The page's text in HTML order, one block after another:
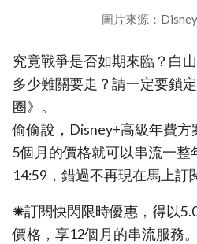
圖片來源：
究竟戰爭是否如期來臨？白
多少難關要走？請一定要鎖
圈》。
偷偷說，Disney+高級年費方
5個月的價格就可以串流一
14:59，錯過不再現在馬上訂
✺訂閱快閃限時優惠，得以
價格，享12個月的串流服務